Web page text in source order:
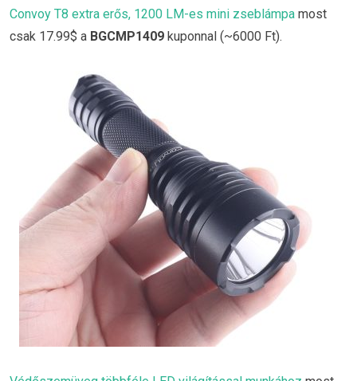
Convoy T8 extra erős, 1200 LM-es mini zseblámpa most
csak 17.99$ a BGCMP1409 kuponnal (~6000 Ft).